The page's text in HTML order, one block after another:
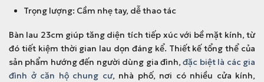
Trọng lượng: Cầm nhẹ tay, dễ thao tác
Bàn lau 23cm giúp tăng diện tích tiếp xúc với bề mặt kính, từ
đó tiết kiệm thời gian lau dọn đáng kể. Thiết kế tổng thể của
sản phẩm hướng đến người dùng gia đình,đặc biệt là các gia
đình ở căn hộ chung cư, nhà phố, nơi có nhiều cửa kính,